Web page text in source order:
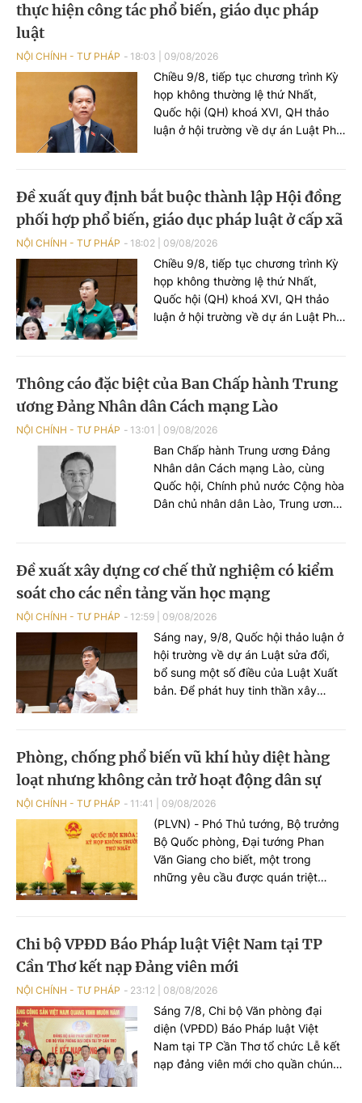
góp phần bảo đảm an ninh năng
đóng góp nhiều ý kiến hoàn thiện
dự thảo Luật.
thực hiện công tác phổ biến, giáo dục pháp
luật
NỘI CHÍNH - TƯ PHÁP 18:03 09/08/2026
Chiều 9/8, tiếp tục chương trình Kỳ
họp không thường lệ thứ Nhất,
Quốc hội (QH) khoá XVI, QH thảo
luận ở hội trường về dự án Luật Phổ
có phát biểu tiếp thu, giải trình, làm
rõ ý kiến đại biểu nêu tại phiên họp.
Đề xuất quy định bắt buộc thành lập Hội đồng
phối hợp phổ biến, giáo dục pháp luật ở cấp xã
NỘI CHÍNH - TƯ PHÁP 18:02 09/08/2026
Chiều 9/8, tiếp tục chương trình Kỳ
họp không thường lệ thứ Nhất,
Quốc hội (QH) khoá XVI, QH thảo
luận ở hội trường về dự án Luật Phổ
Hội đồng phối hợp PBGDPL ở cấp
xã tại Luật.
Thông cáo đặc biệt của Ban Chấp hành Trung
ương Đảng Nhân dân Cách mạng Lào
NỘI CHÍNH - TƯ PHÁP 13:01 09/08/2026
Ban Chấp hành Trung ương Đảng
Nhân dân Cách mạng Lào, cùng
Quốc hội, Chính phủ nước Cộng hòa
Dân chủ nhân dân Lào, Trung ương
Xaysomphone Phomvihane, Ủy viên
Bộ Chính trị Trung ương Đảng, Chủ
tịch Quốc hội nước Cộng hòa Dân
chủ Nhân dân Lào, đã từ trần vào
hồi 11 giờ 18 phút, ngày 08 tháng 8
năm 2026, do bệnh viêm mạch máu
nghiêm trọng, hưởng thọ 70 tuổi.
Đề xuất xây dựng cơ chế thử nghiệm có kiểm
soát cho các nền tảng văn học mạng
NỘI CHÍNH - TƯ PHÁP 12:59 09/08/2026
Sáng nay, 9/8, Quốc hội thảo luận ở
hội trường về dự án Luật sửa đổi,
bổ sung một số điều của Luật Xuất
bản. Để phát huy tinh thần xây
Luật bổ sung quy định về việc xây
dựng cơ chế thử nghiệm có kiểm
soát cho các nền tảng văn học
mạng nội địa đủ điều kiện, cho phép
vận hành sớm dưới sự giám sát của
cơ quan quản lý.
Phòng, chống phổ biến vũ khí hủy diệt hàng
loạt nhưng không cản trở hoạt động dân sự
NỘI CHÍNH - TƯ PHÁP 11:41 09/08/2026
(PLVN) - Phó Thủ tướng, Bộ trưởng
Bộ Quốc phòng, Đại tướng Phan
Văn Giang cho biết, một trong
những yêu cầu được quán triệt
phòng, an ninh quốc gia nhưng
không cản trở hoạt động dân sự,
sản xuất, kinh doanh, nghiên cứu
pháp.
Chi bộ VPĐD Báo Pháp luật Việt Nam tại TP
Cần Thơ kết nạp Đảng viên mới
NỘI CHÍNH - TƯ PHÁP 23:12 08/08/2026
Sáng 7/8, Chi bộ Văn phòng đại
diện (VPĐD) Báo Pháp luật Việt
Nam tại TP Cần Thơ tổ chức Lễ kết
nạp đảng viên mới cho quần chúng